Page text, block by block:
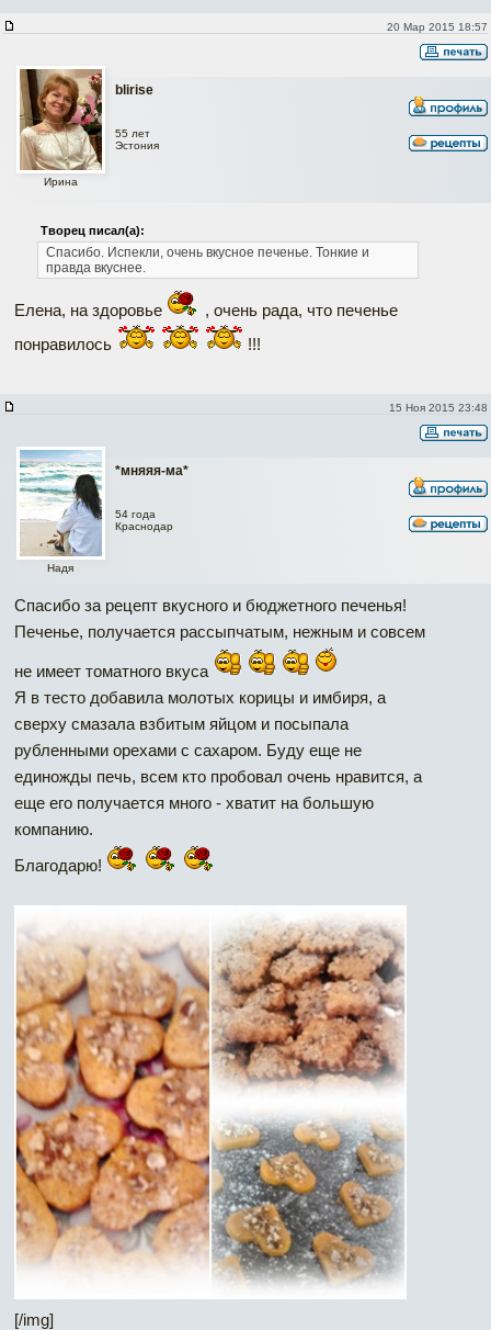
20 Мар 2015 18:57
blirise
Ирина
55 лет
Эстония
Творец писал(а):
Спасибо. Испекли, очень вкусное печенье. Тонкие и
правда вкуснее.
Елена, на здоровье
, очень рада, что печенье
понравилось
!!!
15 Ноя 2015 23:48
*мняяя-ма*
Надя
54 года
Краснодар
Спасибо за рецепт вкусного и бюджетного печенья!
Печенье, получается рассыпчатым, нежным и совсем
не имеет томатного вкуса
Я в тесто добавила молотых корицы и имбиря, а
сверху смазала взбитым яйцом и посыпала
рубленными орехами с сахаром. Буду еще не
единожды печь, всем кто пробовал очень нравится, а
еще его получается много - хватит на большую
компанию.
Благодарю!
[/img]